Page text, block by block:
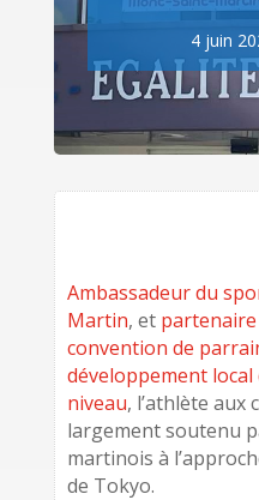
4 juin
Ambassadeur du
Martin, et partenaire
convention de
développement
niveau, l’athlète aux
largement soutenu
martinois à
de Tokyo.